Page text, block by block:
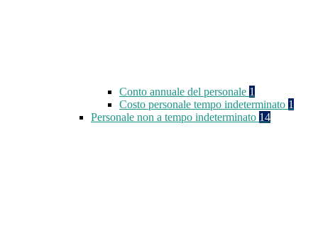
Conto annuale del personale 1
Costo personale tempo indeterminato 1
Personale non a tempo indeterminato 14